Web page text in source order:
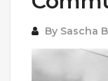
By Sascha